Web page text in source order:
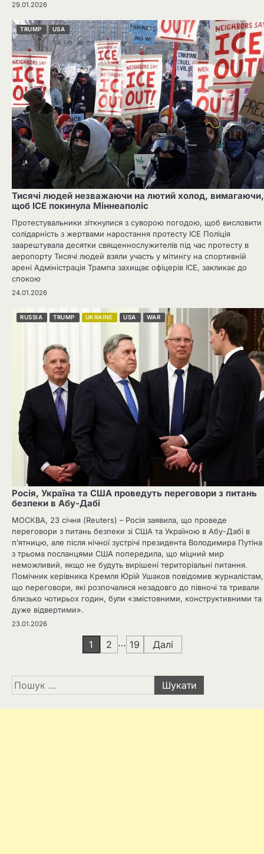
29.01.2026
TRUMP USA
Тисячі людей незважаючи на лютий холод, вимагаючи,
щоб ICE покинула Міннеаполіс
Протестувальники зіткнулися з суворою погодою, щоб висловити
солідарність з жертвами наростання протесту ICE Поліція
заарештувала десятки священнослужителів під час протесту в
аеропорту Тисячі людей взяли участь у мітингу на спортивній
арені Адміністрація Трампа захищає офіцерів ICE, закликає до
спокою
24.01.2026
RUSSIA TRUMP UKRAINE USA WAR
Росія, Україна та США проведуть переговори з питань
безпеки в Абу-Дабі
МОСКВА, 23 січня (Reuters) – Росія заявила, що проведе
переговори з питань безпеки зі США та Україною в Абу-Дабі в
п’ятницю, але після нічної зустрічі президента Володимира Путіна
з трьома посланцями США попередила, що міцний мир
неможливий, якщо не будуть вирішені територіальні питання.
Помічник керівника Кремля Юрій Ушаков повідомив журналістам,
що переговори, які розпочалися незадовго до півночі та тривали
близько чотирьох годин, були «змістовними, конструктивними та
дуже відвертими».
23.01.2026
1 2 … 19 Далі
Пошук: